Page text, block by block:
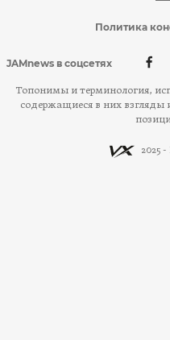
Политика
JAMnews в соцсетях
Топонимы и терминология,
содержащиеся в них взгляды
2025